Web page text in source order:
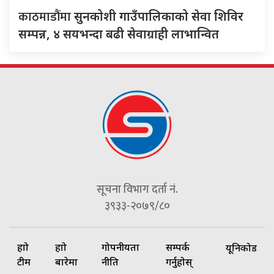
काठमाडौंमासुनकोशी गाउँपालिकाको सेवा शिविर
सम्पन्न, ४ सयभन्दा बढी सेवाग्राही लाभान्वित
सूचना विभाग दर्ता नं.
३९३३-२०७९/८०
हाम्रो
टीम
हाम्रो
बारेमा
गोपनीयता
नीति
सम्पर्क
गर्नुहोस्
यूनिकोड